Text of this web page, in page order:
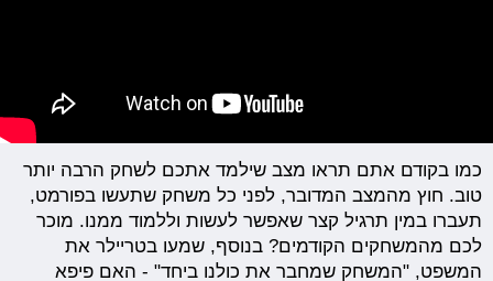
כמו בקודם אתם תראו מצב שילמד אתכם לשחק הרבה יותר
טוב. חוץ מהמצב המדובר, לפני כל משחק שתעשו בפורמט,
תעברו במין תרגיל קצר שאפשר לעשות וללמוד ממנו. מוכר
לכם מהמשחקים הקודמים? בנוסף, שמעו בטריילר את
המשפט, "המשחק שמחבר את כולנו ביחד" - האם פיפא